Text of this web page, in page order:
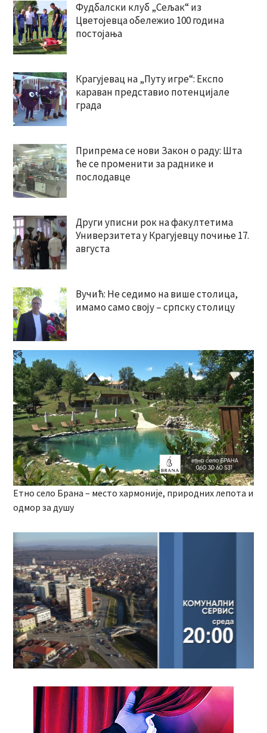
Фудбалски клуб „Сељак“ из
Цветојевца обележио 100 година
постојања
Крагујевац на „Путу игре“: Експо
караван представио потенцијале
града
Припрема се нови Закон о раду: Шта
ће се променити за раднике и
послодавце
Други уписни рок на факултетима
Универзитета у Крагујевцу почиње 17.
августа
Вучић: Не седимо на више столица,
имамо само своју – српску столицу
Етно село Брана – место хармоније, природних лепота и
одмор за душу